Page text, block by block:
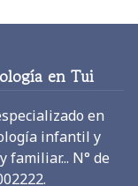
en Tui
en
infantil y
N° de